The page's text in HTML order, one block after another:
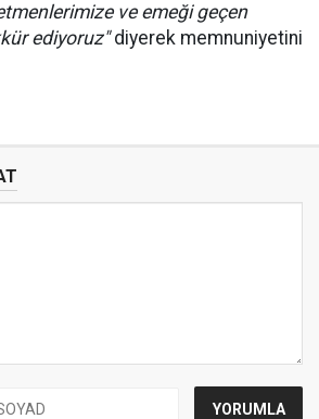
ve emeği geçen
ediyoruz"diyerek memnuniyetini